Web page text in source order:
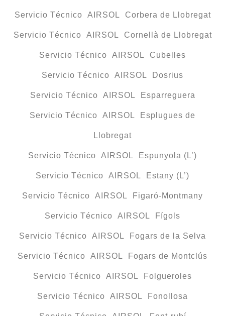
Servicio Técnico AIRSOL Corbera de Llobregat
Servicio Técnico AIRSOL Cornellà de Llobregat
Servicio Técnico AIRSOL Cubelles
Servicio Técnico AIRSOL Dosrius
Servicio Técnico AIRSOL Esparreguera
Servicio Técnico AIRSOL Esplugues de
Llobregat
Servicio Técnico AIRSOL Espunyola (L’)
Servicio Técnico AIRSOL Estany (L’)
Servicio Técnico AIRSOL Figaró-Montmany
Servicio Técnico AIRSOL Fígols
Servicio Técnico AIRSOL Fogars de la Selva
Servicio Técnico AIRSOL Fogars de Montclús
Servicio Técnico AIRSOL Folgueroles
Servicio Técnico AIRSOL Fonollosa